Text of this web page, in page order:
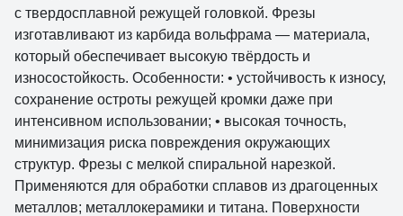
с твердосплавной режущей головкой. Фрезы
изготавливают из карбида вольфрама — материала,
который обеспечивает высокую твёрдость и
износостойкость. Особенности: • устойчивость к износу,
сохранение остроты режущей кромки даже при
интенсивном использовании; • высокая точность,
минимизация риска повреждения окружающих
структур. Фрезы с мелкой спиральной нарезкой.
Применяются для обработки сплавов из драгоценных
металлов; металлокерамики и титана. Поверхности